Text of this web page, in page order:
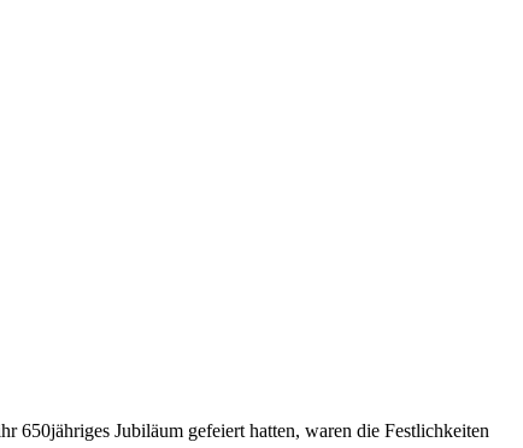
650jähriges Jubiläum gefeiert hatten, waren die Festlichkeiten